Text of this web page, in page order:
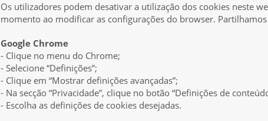
Os utilizadores podem desativar a utilização dos cookies neste
momento ao modificar as configurações do browser.
Google Chrome
- Clique no menu do Chrome;
- Selecione “Definições”;
- Clique em “Mostrar definições avançadas”;
- Na secção “Privacidade”, clique no botão “Definições de
- Escolha as definições de cookies desejadas.